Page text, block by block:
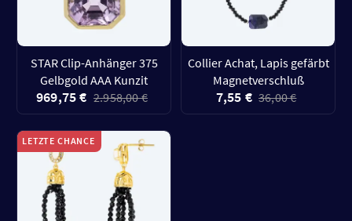
STAR Clip-Anhänger 375
Gelbgold AAA Kunzit
969,75 € 2.958,00 €
Collier Achat, Lapis gefärbt
Magnetverschluß
7,55 € 36,00 €
LETZTE CHANCE